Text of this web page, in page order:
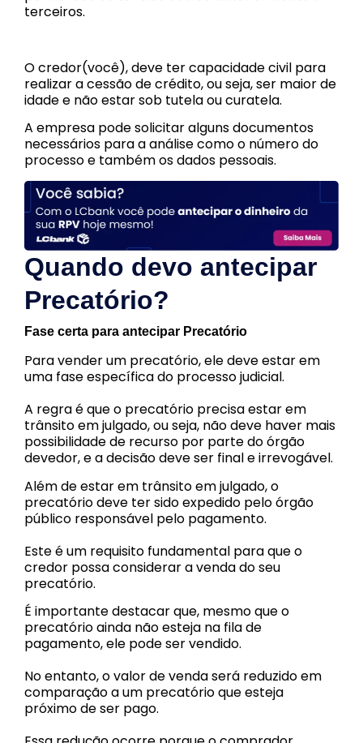
terceiros.
O credor(você), deve ter capacidade civil para
realizar a cessão de crédito, ou seja, ser maior de
idade e não estar sob tutela ou curatela.
A empresa pode solicitar alguns documentos
necessários para a análise como o número do
processo e também os dados pessoais.
Quando devo antecipar
Precatório?
Fase certa para antecipar Precatório
Para vender um precatório, ele deve estar em
uma fase específica do processo judicial.
A regra é que o precatório precisa estar em
trânsito em julgado, ou seja, não deve haver mais
possibilidade de recurso por parte do órgão
devedor, e a decisão deve ser final e irrevogável.
Além de estar em trânsito em julgado, o
precatório deve ter sido expedido pelo órgão
público responsável pelo pagamento.
Este é um requisito fundamental para que o
credor possa considerar a venda do seu
precatório.
É importante destacar que, mesmo que o
precatório ainda não esteja na fila de
pagamento, ele pode ser vendido.
No entanto, o valor de venda será reduzido em
comparação a um precatório que esteja
próximo de ser pago.